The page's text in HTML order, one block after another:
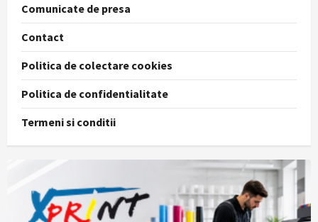
Comunicate de presa
Contact
Politica de colectare cookies
Politica de confidentialitate
Termeni si conditii